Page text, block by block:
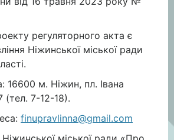
регуляторного акта є
Ніжинської міської ради
16600 м. Ніжин, пл. Івана
(тел. 7-12-18).
finupravlinna@gmail.com